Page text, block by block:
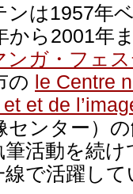
ンは1957年
から2001年
ンガ・フェ
の le Centre
et de
センター）
活動を続
で活躍し